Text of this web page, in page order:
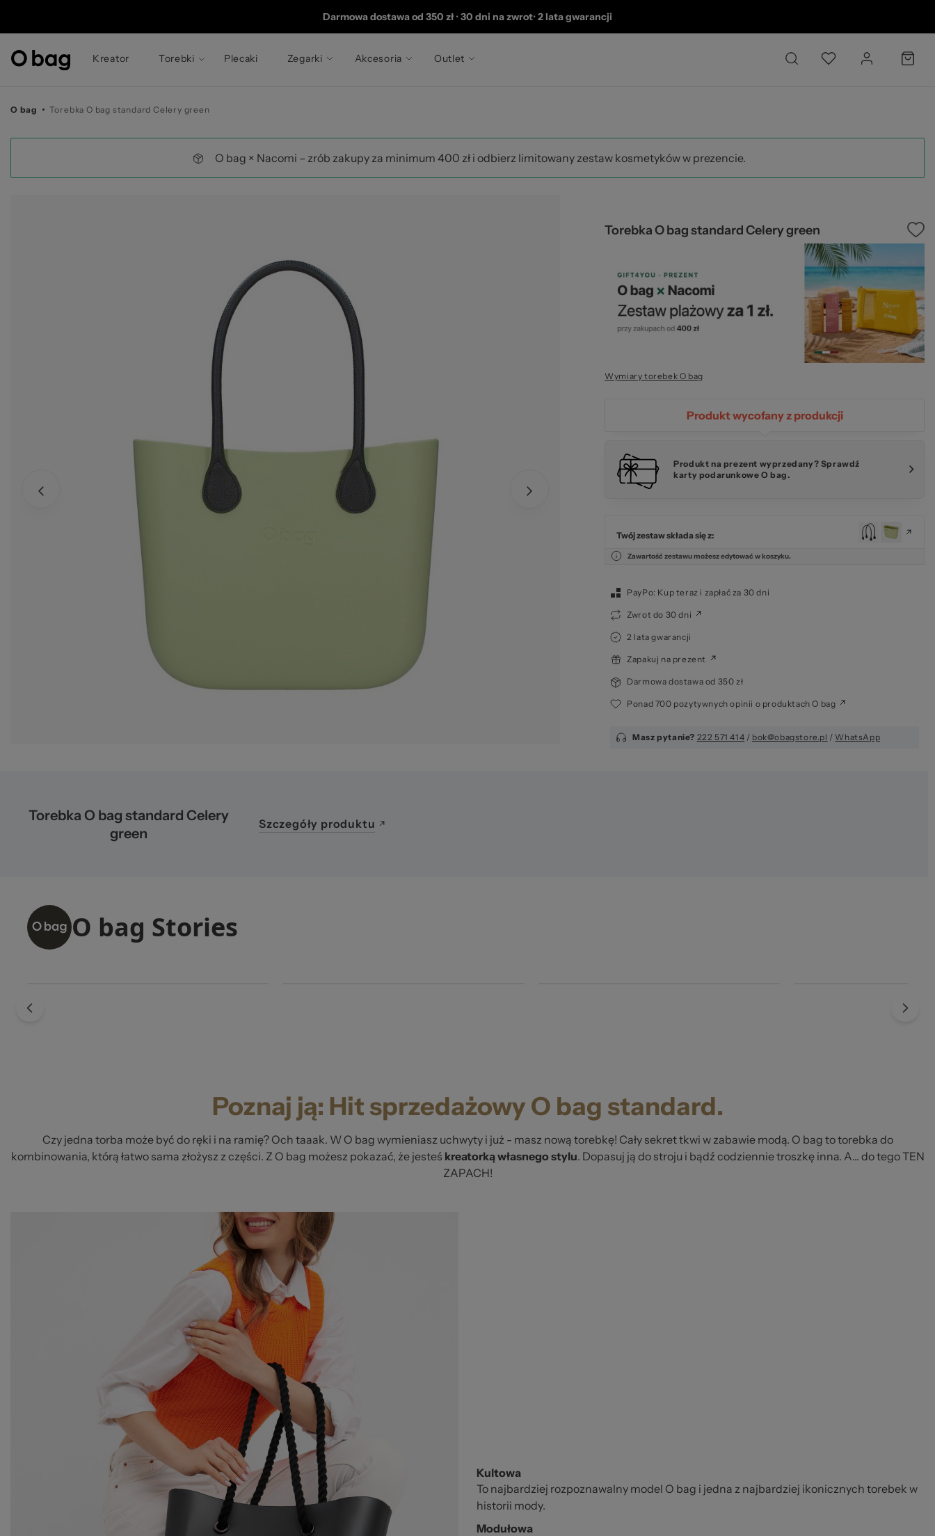
© 2026
Darmowa dostawa od 350 zł •30 dni na zwrot•2 lata gwarancji
Kreator Torebki Plecaki Zegarki Akcesoria Outlet
O bag Torebka O bag standard Celery green
O bag × Nacomi – zrób zakupy za minimum 400 zł i odbierz limitowany zestaw kosmetyków w prezencie.
Torebka O bag standard Celery green
Wymiary torebek O bag
Produkt wycofany z produkcji
Produkt na prezent wyprzedany? Sprawdź
karty podarunkowe O bag.
Twój zestaw składa się z:
Zawartość zestawu możesz edytować w koszyku.
PayPo: Kup teraz i zapłać za 30 dni
Zwrot do 30 dni
2 lata gwarancji
Zapakuj na prezent
Darmowa dostawa od 350 zł
Ponad 700 pozytywnych opinii o produktach O bag
Masz pytanie? 222 571 414 / bok@obagstore.pl / WhatsApp
Poznaj ją: Hit sprzedażowy O bag standard.
Czy jedna torba może być do ręki i na ramię? Och taaak. W O bag wymieniasz uchwyty i już - masz nową torebkę! Cały sekret tkwi w zabawie modą. O bag to torebka do
kombinowania, którą łatwo sama złożysz z części. Z O bag możesz pokazać, że jesteś kreatorką własnego stylu. Dopasuj ją do stroju i bądź codziennie troszkę inna. A... do tego TEN
ZAPACH!
Kultowa
To najbardziej rozpoznawalny model O bag i jedna z najbardziej ikonicznych torebek w
historii mody.
Modułowa
Torebka O bag standard Celery
green
Szczegóły produktu